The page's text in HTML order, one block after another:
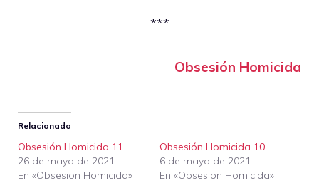
***
Obsesión Homicida
Relacionado
Obsesión Homicida 11
26 de mayo de 2021
En «Obsesion Homicida»
Obsesión Homicida 10
6 de mayo de 2021
En «Obsesion Homicida»